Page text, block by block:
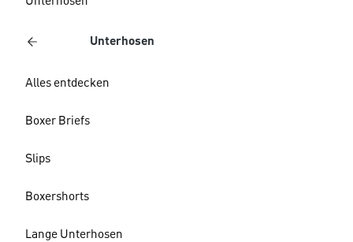
Unterhosen
Alles entdecken
Boxer Briefs
Slips
Boxershorts
Lange Unterhosen